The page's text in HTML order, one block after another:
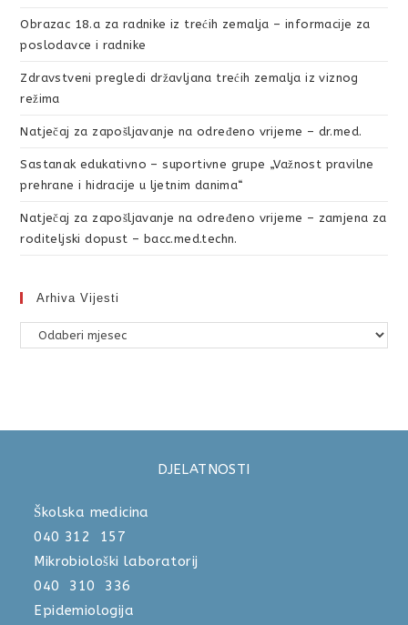
Obrazac 18.a za radnike iz trećih zemalja – informacije za
poslodavce i radnike
Zdravstveni pregledi državljana trećih zemalja iz viznog
režima
Natječaj za zapošljavanje na određeno vrijeme – dr.med.
Sastanak edukativno – suportivne grupe „Važnost pravilne
prehrane i hidracije u ljetnim danima“
Natječaj za zapošljavanje na određeno vrijeme – zamjena za
roditeljski dopust – bacc.med.techn.
Arhiva Vijesti
DJELATNOSTI
Školska medicina
040 312 157
Mikrobiološki laboratorij
040 310 336
Epidemiologija